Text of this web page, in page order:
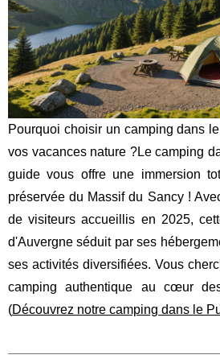
Pourquoi choisir un camping dans
vos vacances nature ?Le camping
guide vous offre une immersion
préservée du Massif du Sancy !
de visiteurs accueillis en 2025,
d'Auvergne séduit par ses
ses activités diversifiées. Vous
camping authentique au cœur
(Découvrez notre camping dans le